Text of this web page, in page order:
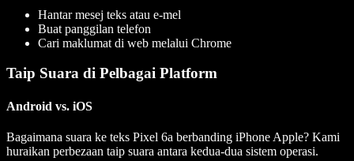
Hantar mesej teks atau e-mel
Buat panggilan telefon
Cari maklumat di web melalui Chrome
Taip Suara di Pelbagai Platform
Android vs. iOS
Bagaimana suara ke teks Pixel 6a berbanding iPhone Apple? Kami
huraikan perbezaan taip suara antara kedua-dua sistem operasi.